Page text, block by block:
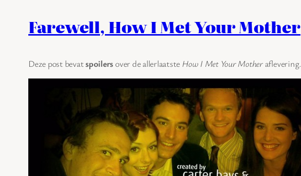
Farewell, How I Met Your Mother
Deze post bevat spoilersover de allerlaatste How I Met Your Motheraflevering.